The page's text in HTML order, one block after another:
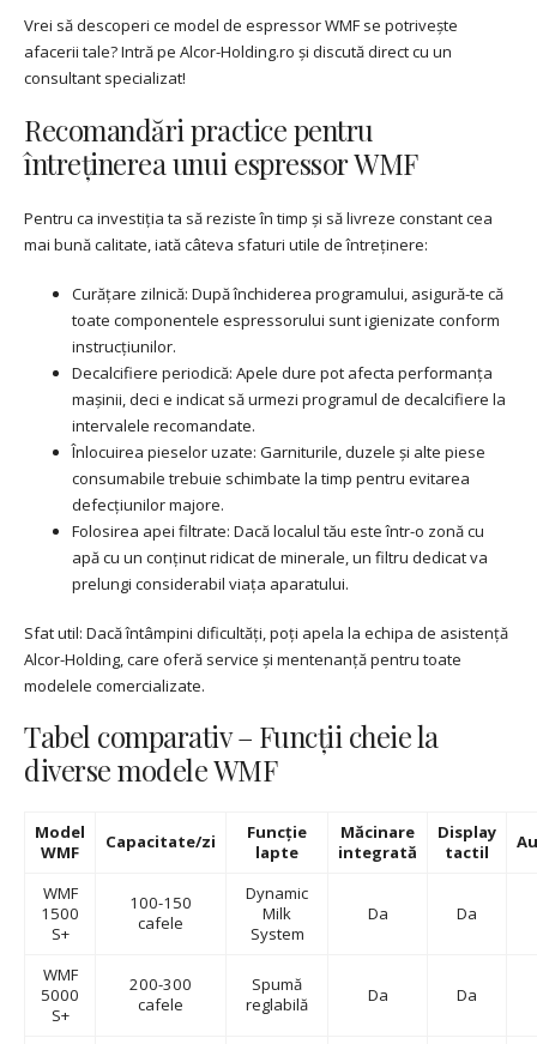
Vrei să descoperi ce model de espressor WMF se potrivește
afacerii tale? Intră pe Alcor-Holding.ro și discută direct cu un
consultant specializat!
Recomandări practice pentru
întreținerea unui espressor WMF
Pentru ca investiția ta să reziste în timp și să livreze constant cea
mai bună calitate, iată câteva sfaturi utile de întreținere:
Curățare zilnică: După închiderea programului, asigură-te că
toate componentele espressorului sunt igienizate conform
instrucțiunilor.
Decalcifiere periodică: Apele dure pot afecta performanța
mașinii, deci e indicat să urmezi programul de decalcifiere la
intervalele recomandate.
Înlocuirea pieselor uzate: Garniturile, duzele și alte piese
consumabile trebuie schimbate la timp pentru evitarea
defecțiunilor majore.
Folosirea apei filtrate: Dacă localul tău este într-o zonă cu
apă cu un conținut ridicat de minerale, un filtru dedicat va
prelungi considerabil viața aparatului.
Sfat util: Dacă întâmpini dificultăți, poți apela la echipa de asistență
Alcor-Holding, care oferă service și mentenanță pentru toate
modelele comercializate.
Tabel comparativ – Funcții cheie la
diverse modele WMF
Model
WMF
Capacitate/zi
Funcție
lapte
Măcinare
integrată
Display
tactil
WMF
1500
S+
100-150
cafele
Dynamic
Milk
System
Da Da
WMF
5000
S+
200-300
cafele
Spumă
reglabilă
Da Da